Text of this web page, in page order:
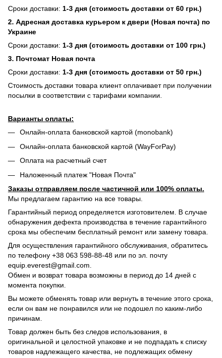
Сроки доставки: 1-3 дня (стоимость доставки от 60 грн.)
2. Адресная доставка курьером к двери (Новая почта) по
Украине
Сроки доставки: 1-3 дня (стоимость доставки от 100 грн.)
3. Почтомат Новая почта
Сроки доставки: 1-3 дня (стоимость доставки от 50 грн.)
Стоимость доставки товара клиент оплачивает при получении
посылки в соответствии с тарифами компании.
Варианты оплаты:
Онлайн-оплата банковской картой (monobank)
Онлайн-оплата банковской картой (WayForPay)
Оплата на расчетный счет
Наложенный платеж "Новая Почта"
Заказы отправляем после частичной или 100% оплаты.
Мы предлагаем гарантию на все товары.
Гарантийный период определяется изготовителем. В случае
обнаружения дефекта производства в течение гарантийного
срока мы обеспечим бесплатный ремонт или замену товара.
Для осуществления гарантийного обслуживания, обратитесь
по телефону +38 063 598-88-48 или по эл. почту
equip.everest@gmail.com.
Обмен и возврат товара возможны в период до 14 дней с
момента покупки.
Вы можете обменять товар или вернуть в течение этого срока,
если он вам не понравился или не подошел по каким-либо
причинам.
Товар должен быть без следов использования, в
оригинальной и целостной упаковке и не подпадать к списку
товаров надлежащего качества, не подлежащих обмену